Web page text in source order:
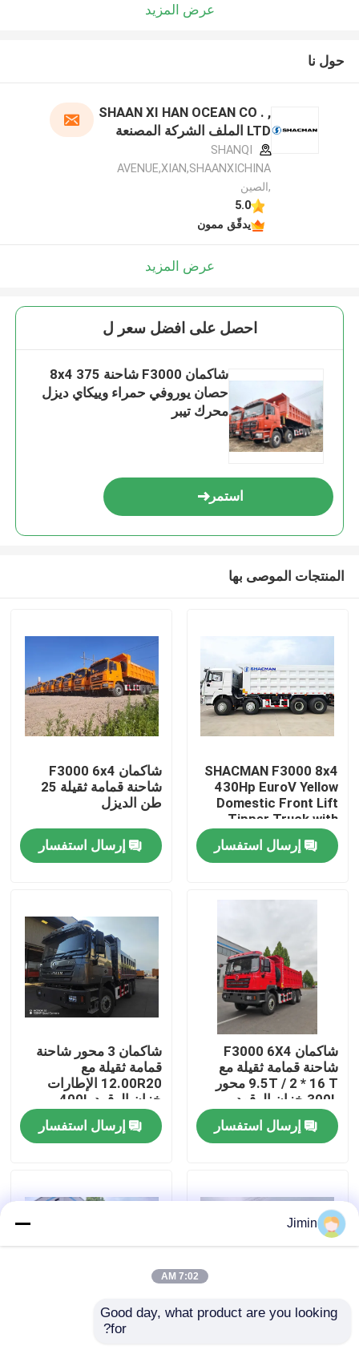
المنتجات
معلومات عنا
جولة في المعمل
رقابة جودة
اتصل بنا
أخبار
اطلب اقتباس
عرض المزيد
حول نا
SHAAN XI HAN OCEAN CO . ,
LTD الملف الشركة المصنعة
SHANQI
AVENUE,XIAN,SHAANXICHINA
,الصين
5.0
يدقّق ممون
عرض المزيد
احصل على افضل سعر ل
شاكمان F3000 شاحنة 8x4 375
حصان يوروفي حمراء وييكاي ديزل
محرك تيبر
استمر
المنتجات الموصى بها
SHACMAN F3000 8x4
430Hp EuroV Yellow
Domestic Front Lift
Tipper Truck with
300L Fuel Tank and
12.00R20 Tires
إرسال استفسار
شاكمان F3000 6x4
شاحنة قمامة ثقيلة 25
طن الديزل
إرسال استفسار
شاكمان F3000 6X4
شاحنة قمامة ثقيلة مع
9.5T / 2 * 16 T محور
300L خزان الوقود و
3775 + 1400 مم قاعدة
العجلاتإرسال استفسار
شاكمان 3 محور شاحنة
قمامة ثقيلة مع
12.00R20 الإطارات
خزان الوقود 400L
وتحويل يدوي 430HP
يورو 2 25 طن
إرسال استفسار
Jimin
7:02 AM
Good day, what product are you looking
for?